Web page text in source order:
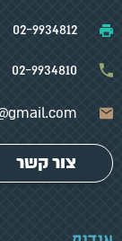
02-9934812
02-9934810
צור קשר